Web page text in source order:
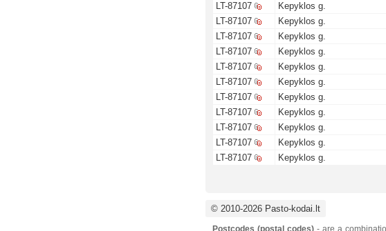
LT-87107
Kepyklos g.
LT-87107
Kepyklos g.
LT-87107
Kepyklos g.
LT-87107
Kepyklos g.
LT-87107
Kepyklos g.
LT-87107
Kepyklos g.
LT-87107
Kepyklos g.
LT-87107
Kepyklos g.
LT-87107
Kepyklos g.
LT-87107
Kepyklos g.
LT-87107
Kepyklos g.
© 2010-2026 Pasto-kodai.lt
Postcodes (postal codes) - are a